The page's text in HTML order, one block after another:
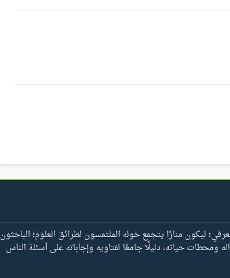
ليكون منارًا يتجمع حوله الملتمسون لطرائق العلوم؛ الباحثون
ومحطات حياته، دليلًا جامعًا لفتاويه وإجاباته على أسئلة الناس